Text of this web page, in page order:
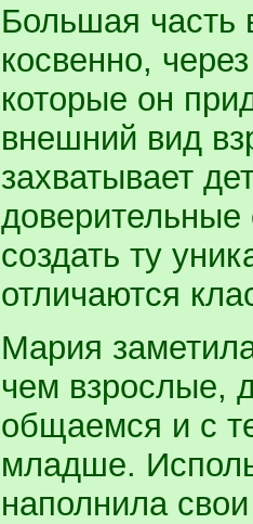
Большая часть
косвенно,
которые он
внешний вид
захватывает
создать ту
отличаются
Мария
чем взрослые,
общаемся и с
младше.
наполнила